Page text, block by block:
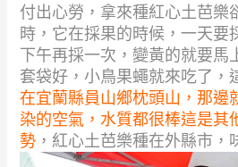
付出心勞，拿來種紅心土芭樂
時，它在採果的時候，一天要
下午再採一次，變黃的就要馬
套袋好，小鳥果蠅就來吃了，
在宜蘭縣員山鄉枕頭山，那邊
染的空氣，水質都很棒這是其
勢 ，紅心土芭樂種在外縣市，